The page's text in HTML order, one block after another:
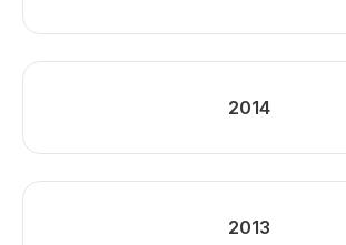
2014
2013